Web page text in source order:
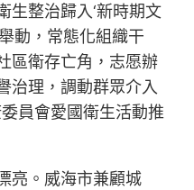
生整治歸入‘新時期文
動，常態化組織干
區衛存亡角，志愿辦
治理，調動群眾介入
員會愛國衛生活動推
亮。威海市兼顧城